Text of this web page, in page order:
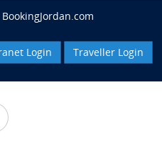
Login Traveller Login